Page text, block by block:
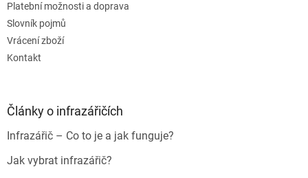
Platební možnosti a doprava
Slovník pojmů
Vrácení zboží
Kontakt
Články o infrazářičích
Infrazářič – Co to je a jak funguje?
Jak vybrat infrazářič?